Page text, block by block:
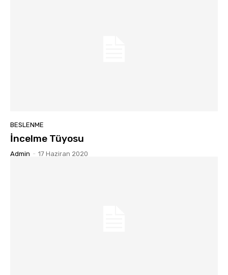
BESLENME
İncelme Tüyosu
Admin - 17 Haziran 2020